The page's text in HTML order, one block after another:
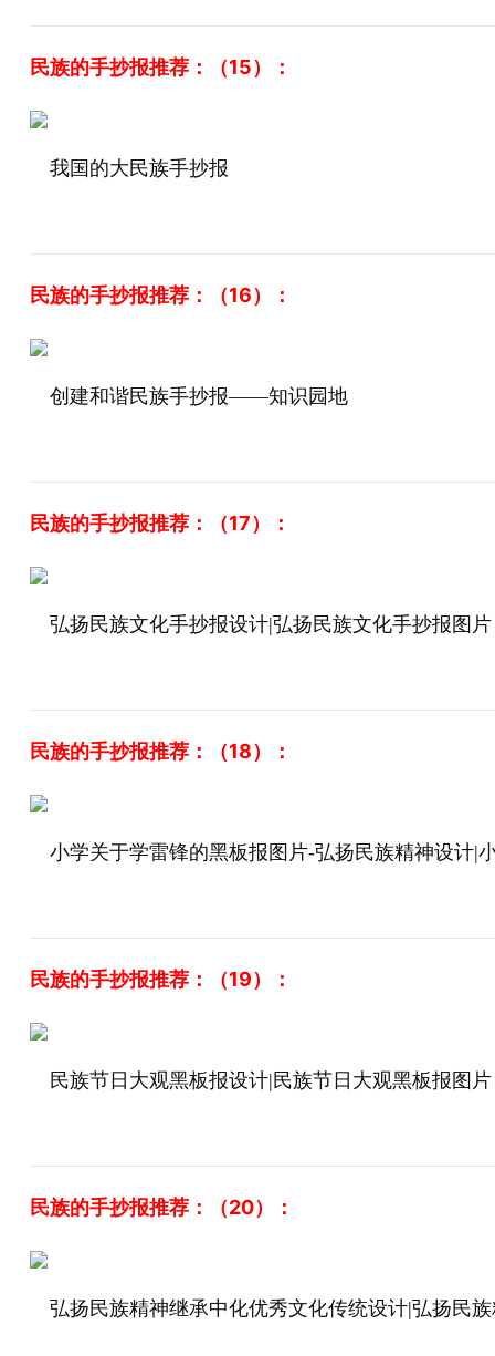
民族的手抄报推荐：（15）：
我国的大民族手抄报
民族的手抄报推荐：（16）：
创建和谐民族手抄报——知识园地
民族的手抄报推荐：（17）：
弘扬民族文化手抄报设计|弘扬民族文化手抄报图片
民族的手抄报推荐：（18）：
小学关于学雷锋的黑板报图片-弘扬民族精神设计|
民族的手抄报推荐：（19）：
民族节日大观黑板报设计|民族节日大观黑板报图片
民族的手抄报推荐：（20）：
弘扬民族精神继承中化优秀文化传统设计|弘扬民